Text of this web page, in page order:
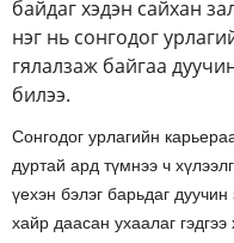
байдаг хэдэн сайхан
нэг нь сонгодог
гялалзаж байгаа
билээ.
Сонгодог урлагийн
дуртай ард түмнээ ч
үехэн бэлэг барьдаг
хайр даасан ухаалаг гэдгээ